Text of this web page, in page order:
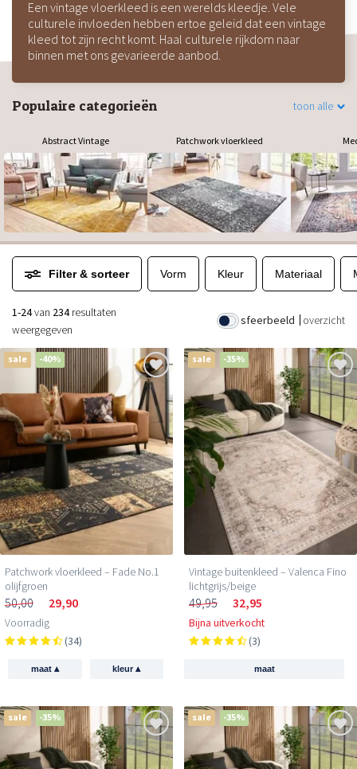
Een vintage vloerkleed is een werelds kleedje. Vele
culturele invloeden hebben ertoe geleid dat een vintage
kleed tot zijn recht komt. Haal culturele rijkdom naar
binnen met ons gevarieerde aanbod.
Populaire categorieën toon alle
Abstract Vintage Patchwork vloerkleed
Filter & sorteer Vorm Kleur Materiaal
sfeerbeeld overzicht
1-24van 234resultaten
weergegeven
sale -40%
Patchwork vloerkleed – Fade No.1
olijfgroen
50,00 29,90
Voorradig
(34)
maat ▴ kleur▴
sale -35%
Vintage buitenkleed – Valenca Fino
lichtgrijs/beige
49,95 32,95
Bijna uitverkocht
(3)
maat
sale -35% sale -35%